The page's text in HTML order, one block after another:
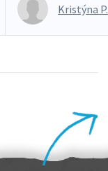
Kristýna P.